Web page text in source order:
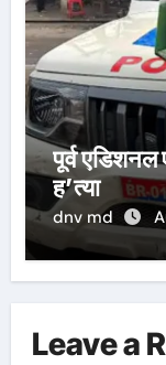
पूर्व एडिशनल
ह’त्या
dnv md
Leave a